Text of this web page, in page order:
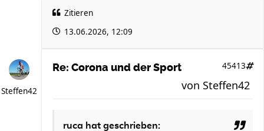
Zitieren
13.06.2026, 12:09
Steffen42
Re: Corona und der Sport 45413
von Steffen42
ruca hat geschrieben: